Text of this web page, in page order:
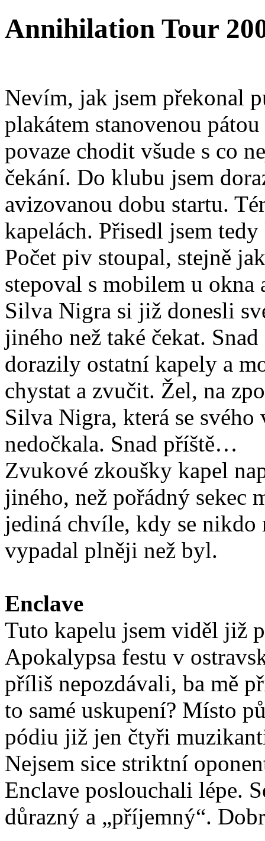
Annihilation Tour
Nevím, jak jsem překonal
plakátem stanovenou
povaze chodit všude s co
čekání. Do klubu jsem
avizovanou dobu startu.
kapelách. Přisedl jsem
Počet piv stoupal, stejně
stepoval s mobilem u
Silva Nigra si již donesli
jiného než také čekat.
dorazily ostatní kapely a
chystat a zvučit. Žel, na
Silva Nigra, která se
nedočkala. Snad příště…
Zvukové zkoušky kapel
jiného, než pořádný sekec
jediná chvíle, kdy se nikdo
vypadal plněji než byl.
Enclave
Tuto kapelu jsem viděl již
Apokalypsa festu v
příliš nepozdávali, ba mě
to samé uskupení? Místo
pódiu již jen čtyři
Nejsem sice striktní
Enclave poslouchali lépe.
důrazný a „příjemný“.